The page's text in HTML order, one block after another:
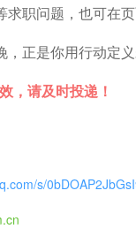
职问题，也可在
正是你用行动定
，请及时投递！
s/